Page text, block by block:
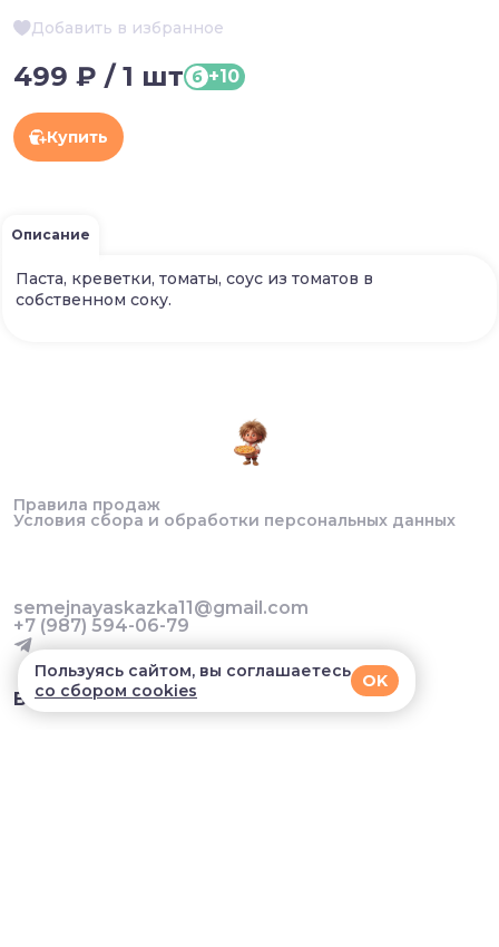
Добавить в избранное
499 ₽ / 1 шт б +10
Купить
Описание
Паста, креветки, томаты, соус из томатов в
собственном соку.
Правила продаж
Условия сбора и обработки персональных данных
semejnayaskazka11@gmail.com
+7 (987) 594-06-79
В приложении удобнее!
Пользуясь сайтом, вы соглашаетесь
со сбором cookies
OK